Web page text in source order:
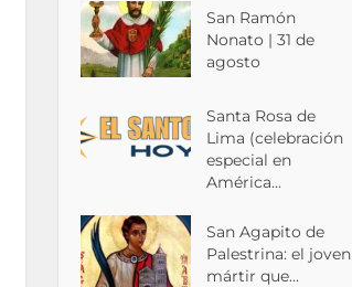
San Ramón
Nonato | 31 de
agosto
Santa Rosa de
Lima (celebración
especial en
América...
San Agapito de
Palestrina: el joven
mártir que...